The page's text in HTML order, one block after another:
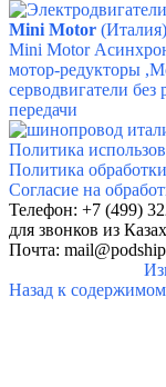
Mini Motor (Италия)
Mini Motor
мотор-редукторы
серводвигатели
передачи
Политика
Политика
Согласие на
Телефон: +7 (499)
для звонков из
Почта:
Назад к